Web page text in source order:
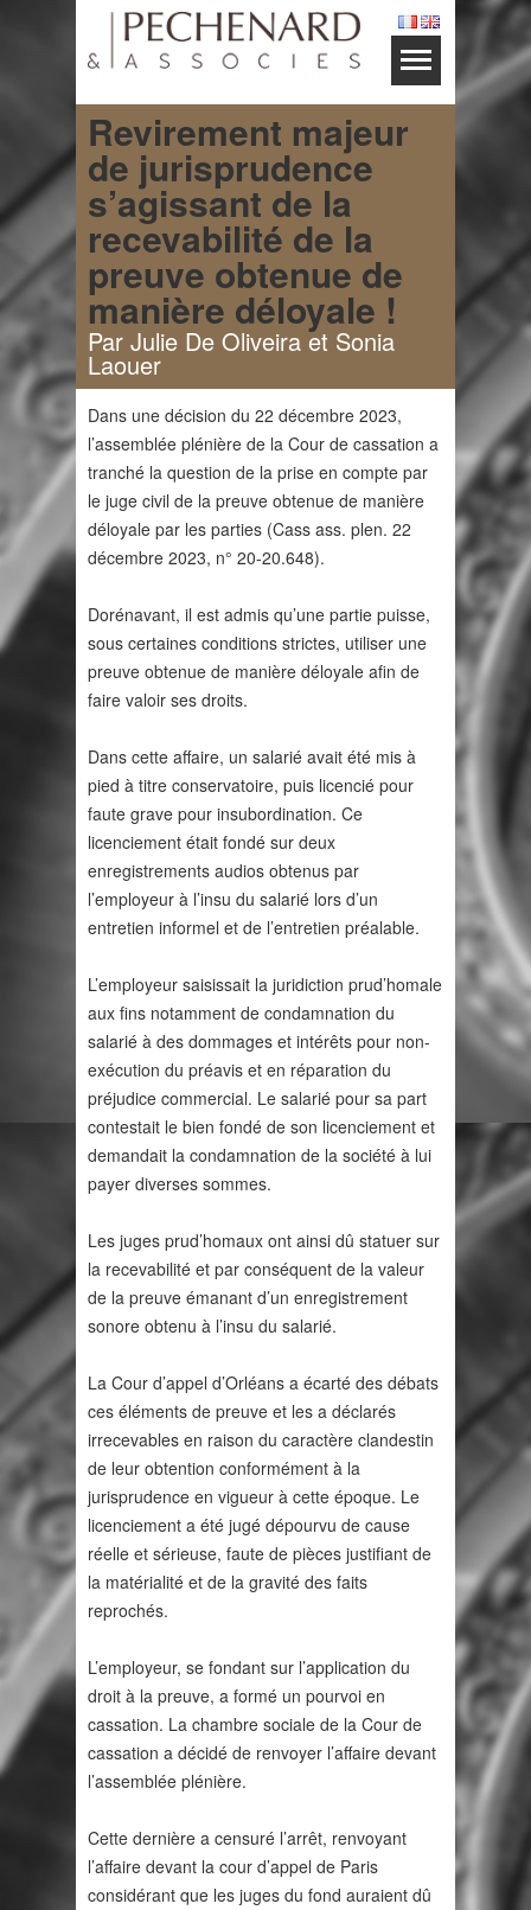
Revirement majeur
de jurisprudence
s’agissant de la
recevabilité de la
preuve obtenue de
manière déloyale !
Par Julie De Oliveira et Sonia
Laouer
Dans une décision du 22 décembre 2023,
l’assemblée plénière de la Cour de cassation a
tranché la question de la prise en compte par
le juge civil de la preuve obtenue de manière
déloyale par les parties (Cass ass. plen. 22
décembre 2023, n° 20-20.648).
Dorénavant, il est admis qu’une partie puisse,
sous certaines conditions strictes, utiliser une
preuve obtenue de manière déloyale afin de
faire valoir ses droits.
Dans cette affaire, un salarié avait été mis à
pied à titre conservatoire, puis licencié pour
faute grave pour insubordination. Ce
licenciement était fondé sur deux
enregistrements audios obtenus par
l’employeur à l’insu du salarié lors d’un
entretien informel et de l’entretien préalable.
L’employeur saisissait la juridiction prud’homale
aux fins notamment de condamnation du
salarié à des dommages et intérêts pour non-
exécution du préavis et en réparation du
préjudice commercial. Le salarié pour sa part
contestait le bien fondé de son licenciement et
demandait la condamnation de la société à lui
payer diverses sommes.
Les juges prud’homaux ont ainsi dû statuer sur
la recevabilité et par conséquent de la valeur
de la preuve émanant d’un enregistrement
sonore obtenu à l’insu du salarié.
La Cour d’appel d’Orléans a écarté des débats
ces éléments de preuve et les a déclarés
irrecevables en raison du caractère clandestin
de leur obtention conformément à la
jurisprudence en vigueur à cette époque. Le
licenciement a été jugé dépourvu de cause
réelle et sérieuse, faute de pièces justifiant de
la matérialité et de la gravité des faits
reprochés.
L’employeur, se fondant sur l’application du
droit à la preuve, a formé un pourvoi en
cassation. La chambre sociale de la Cour de
cassation a décidé de renvoyer l’affaire devant
l’assemblée plénière.
Cette dernière a censuré l’arrêt, renvoyant
l’affaire devant la cour d’appel de Paris
considérant que les juges du fond auraient dû